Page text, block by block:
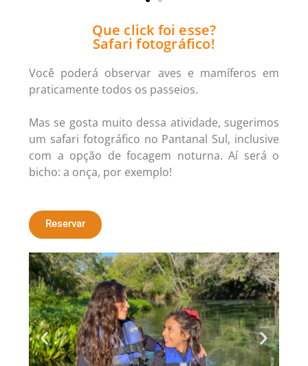
Que click foi esse?
Safari fotográfico!
Você poderá observar aves e mamíferos em
praticamente todos os passeios.
Mas se gosta muito dessa atividade, sugerimos
um safari fotográfico no Pantanal Sul, inclusive
com a opção de focagem noturna. Aí será o
bicho: a onça, por exemplo!
Reservar